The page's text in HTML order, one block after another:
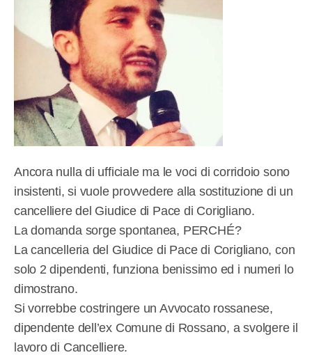
Ancora nulla di ufficiale ma le voci di corridoio sono
insistenti, si vuole provvedere alla sostituzione di un
cancelliere del Giudice di Pace di Corigliano.
La domanda sorge spontanea, PERCHÉ?
La cancelleria del Giudice di Pace di Corigliano, con
solo 2 dipendenti, funziona benissimo ed i numeri lo
dimostrano.
Si vorrebbe costringere un Avvocato rossanese,
dipendente dell’ex Comune di Rossano, a svolgere il
lavoro di Cancelliere.